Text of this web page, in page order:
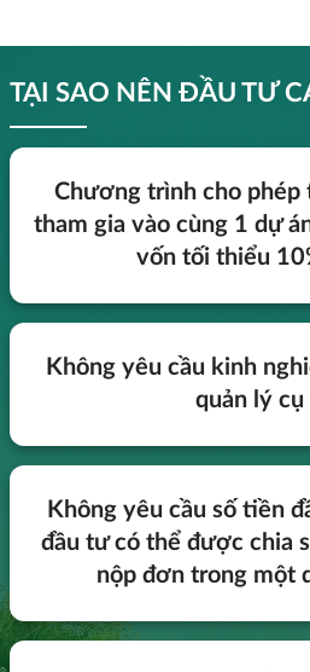
TẠI SAO NÊN ĐẦU TƯ
Chương trình cho phép
tham gia vào cùng 1 dự
vốn tối thiểu
Không yêu cầu kinh
quản lý cụ
Không yêu cầu số tiền
đầu tư có thể được chia
nộp đơn trong một